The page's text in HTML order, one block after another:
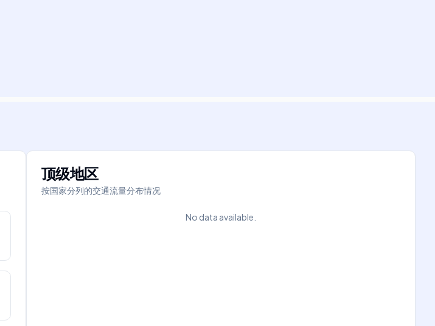
顶级地区
按国家分列的交通流量分布情况
No data available.